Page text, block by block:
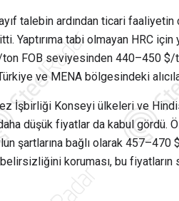
talebin ardından ticari
Yaptırıma tabi olmayan HRC için
ton FOB seviyesinden 440–450
ve MENA bölgesindeki
İşbirliği Konseyi ülkeleri ve
düşük fiyatlar da kabul gördü.
şartlarına bağlı olarak
koruması, bu fiyatların